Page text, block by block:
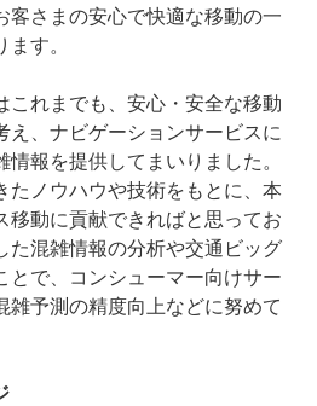
客さまの安心で快適な移動の一
す。
れまでも、安心・安全な移動
え、ナビゲーションサービスに
報を提供してまいりました。
たノウハウや技術をもとに、本
移動に貢献できればと思ってお
た混雑情報の分析や交通ビッグ
とで、コンシューマー向けサー
雑予測の精度向上などに努めて